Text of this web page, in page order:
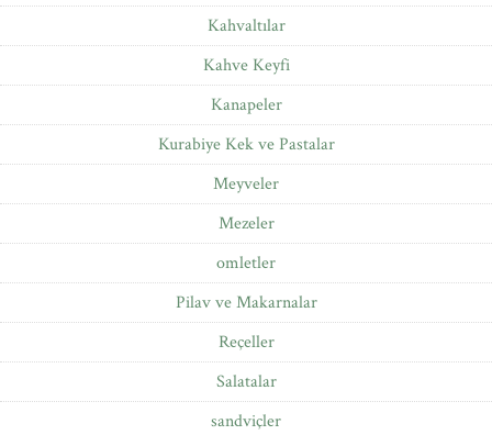
Kahvaltılar
Kahve Keyfi
Kanapeler
Kurabiye Kek ve Pastalar
Meyveler
Mezeler
omletler
Pilav ve Makarnalar
Reçeller
Salatalar
sandviçler